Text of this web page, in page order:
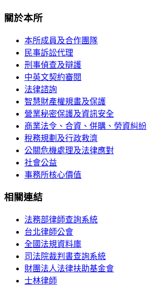
關於本所
本所成員及合作團隊
民事訴訟代理
刑事偵查及辯護
中英文契約審閱
法律諮詢
智慧財產權規畫及保護
營業秘密保護及資訊安全
商業法令、合資、併購、勞資糾紛
稅務規劃及行政救濟
公關危機處理及法律應對
社會公益
事務所核心價值
相關連結
法務部律師查詢系統
台北律師公會
全國法規資料庫
司法院裁判書查詢系統
財團法人法律扶助基金會
士林律師